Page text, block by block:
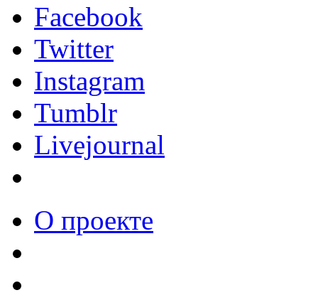
Facebook
Twitter
Instagram
Tumblr
Livejournal
О проекте